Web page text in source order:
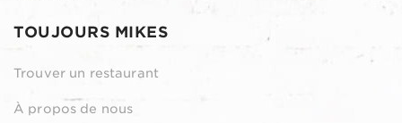
TOUJOURS MIKES
Trouver un restaurant
À propos de nous